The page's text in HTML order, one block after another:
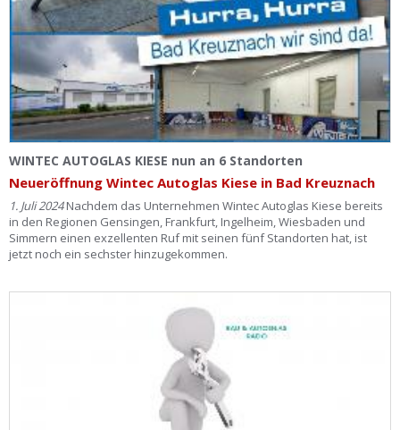
WINTEC AUTOGLAS KIESE nun an 6 Standorten
Neueröffnung Wintec Autoglas Kiese in Bad Kreuznach
1. Juli 2024Nachdem das Unternehmen Wintec Autoglas Kiese bereits
in den Regionen Gensingen, Frankfurt, Ingelheim, Wiesbaden und
Simmern einen exzellenten Ruf mit seinen fünf Standorten hat, ist
jetzt noch ein sechster hinzugekommen.